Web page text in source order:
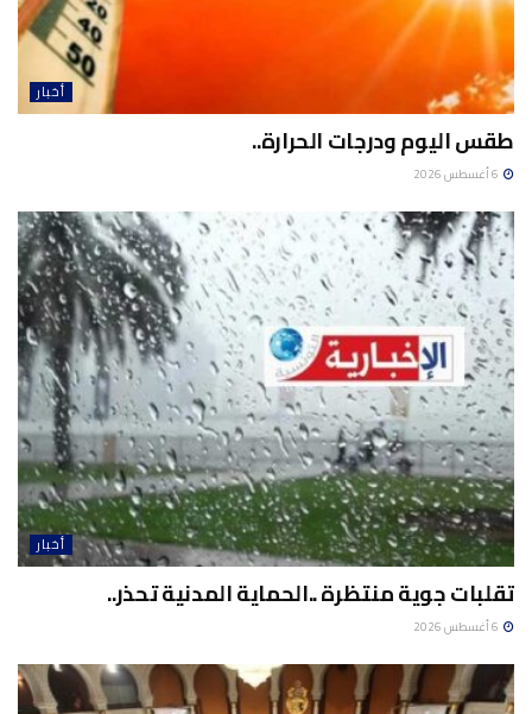
أخبار
طقس اليوم ودرجات الحرارة..
أخبار
تقلبات جوية منتظرة ..الحماية المدنية تحذر..